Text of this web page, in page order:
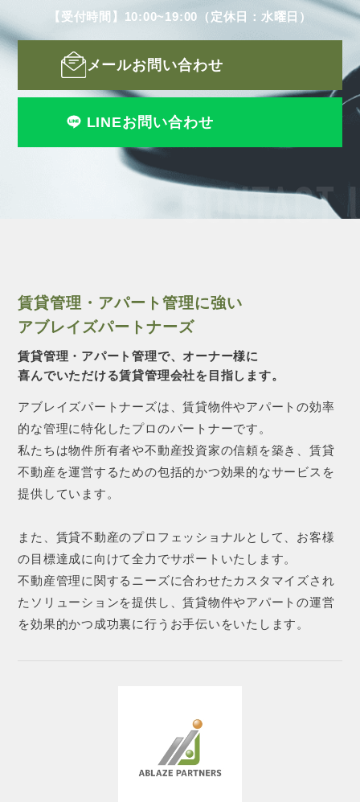
CONTACT
【受付時間】10:00~19:00（定休日：水曜日）
メールお問い合わせ
LINEお問い合わせ
賃貸管理・アパート管理に強い
アブレイズパートナーズ
賃貸管理・アパート管理で、オーナー様に
喜んでいただける賃貸管理会社を目指します。
アブレイズパートナーズは、賃貸物件やアパートの効率
的な管理に特化したプロのパートナーです。
私たちは物件所有者や不動産投資家の信頼を築き、賃貸
不動産を運営するための包括的かつ効果的なサービスを
提供しています。
また、賃貸不動産のプロフェッショナルとして、お客様
の目標達成に向けて全力でサポートいたします。
不動産管理に関するニーズに合わせたカスタマイズされ
たソリューションを提供し、賃貸物件やアパートの運営
を効果的かつ成功裏に行うお手伝いをいたします。